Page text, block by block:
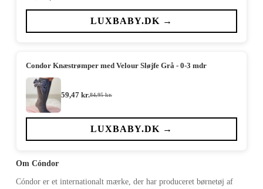
LUXBABY.DK →
Condor Knæstrømper med Velour Sløjfe Grå - 0-3 mdr
84,95kr.
Den
pris
var:
59,47 kr.Den
pris
er:
LUXBABY.DK →
Om Cóndor
Cóndor er et internationalt mærke, der har produceret børnetøj af